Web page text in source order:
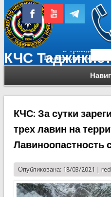
КЧС
КЧС: За сутки
трех лавин на
Лавиноопастность
Опубликована: 18/03/2021 |